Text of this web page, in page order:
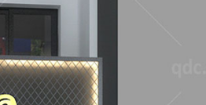
tiếp thiết kế và thi công: